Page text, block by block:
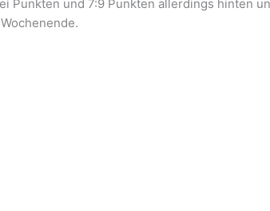
Punkten und 7:9 Punkten allerdings hinten